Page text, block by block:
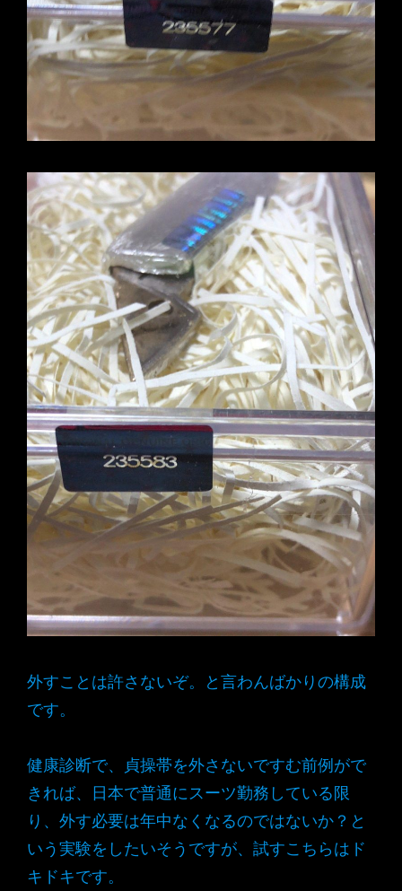
外すことは許さないぞ。と言わんばかりの構成
です。
健康診断で、貞操帯を外さないですむ前例がで
きれば、日本で普通にスーツ勤務している限
り、外す必要は年中なくなるのではないか？と
いう実験をしたいそうですが、試すこちらはド
キドキです。